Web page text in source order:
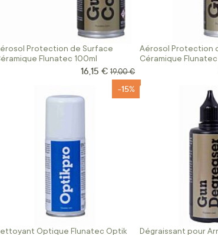
Protection de Surface
Flunatec 100ml
Prix Spécial
16,15 € Prix normal
19,00 €
Aérosol Protection
Céramique Flunatec
Optique Flunatec Optik
-15%
Dégraissant pour